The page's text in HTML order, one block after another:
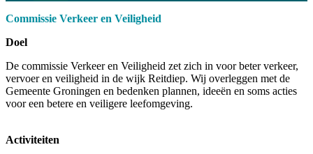
Commissie Verkeer en Veiligheid
Doel
De commissie Verkeer en Veiligheid zet zich in voor beter verkeer,
vervoer en veiligheid in de wijk Reitdiep. Wij overleggen met de
Gemeente Groningen en bedenken plannen, ideeën en soms acties
voor een betere en veiligere leefomgeving.
Activiteiten